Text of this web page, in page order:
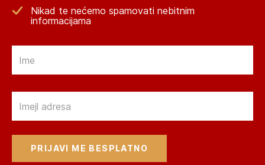
Nikad te nećemo spamovati nebitnim
informacijama